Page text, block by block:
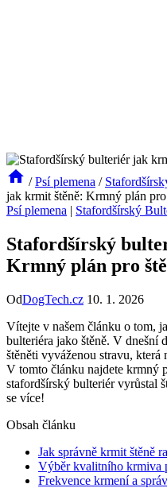
/ Psí plemena /
jak krmit štěně: Krmný plán pro
Psí plemena | Stafordšírský
Stafordšírský
Krmný plán pro
OdDogTech.cz 10. 1. 2026
Vítejte v našem článku o tom,
bulteriéra jako štěně. V dnešní
štěněti vyváženou stravu, která
V tomto článku najdete krmný
stafordšírský bulteriér vyrůstal
se více!
Obsah článku
Jak správně krmit štěně
Výběr kvalitního krmiva
Frekvence krmení a